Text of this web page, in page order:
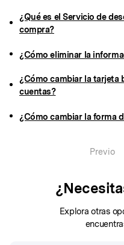
¿Qué es el Servicio de
compra?
¿Cómo eliminar la
¿Cómo cambiar la tarjeta
cuentas?
¿Cómo cambiar la forma
Previo
Explora otras